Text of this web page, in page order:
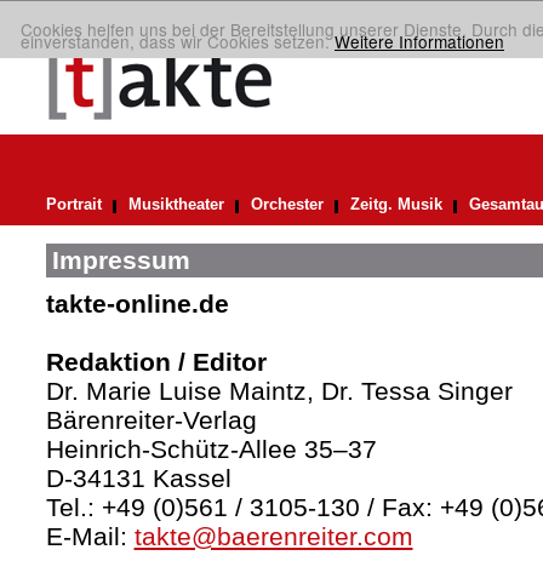
Cookies helfen uns bei der Bereitstellung unserer Dienste. Durch
einverstanden, dass wir Cookies setzen.Weitere Informationen
Portrait Musiktheater Orchester Zeitg. Musik
Impressum
takte-online.de
Redaktion / Editor
Dr. Marie Luise Maintz, Dr. Tessa Singer
Bärenreiter-Verlag
Heinrich-Schütz-Allee 35–37
D-34131 Kassel
Tel.: +49 (0)561 / 3105-130 / Fax: +49
E-Mail: takte@baerenreiter.com